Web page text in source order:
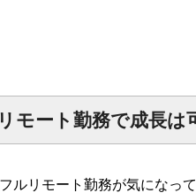
モート勤務で成長は
ルリモート勤務が気になっ